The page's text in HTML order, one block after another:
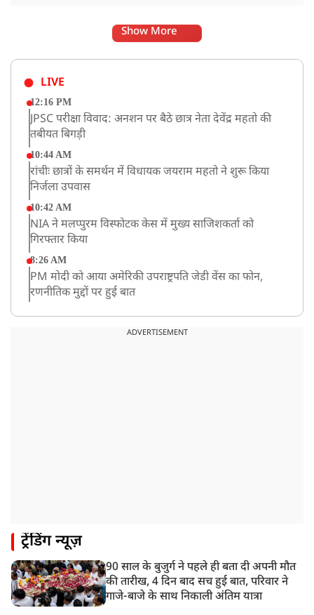
Show More
LIVE
12:16 PM
JPSC परीक्षा विवाद: अनशन पर बैठे छात्र नेता देवेंद्र महतो की
तबीयत बिगड़ी
10:44 AM
रांचीः छात्रों के समर्थन में विधायक जयराम महतो ने शुरू किया
निर्जला उपवास
10:42 AM
NIA ने मलप्पुरम विस्फोटक केस में मुख्य साजिशकर्ता को
गिरफ्तार किया
8:26 AM
PM मोदी को आया अमेरिकी उपराष्ट्रपति जेडी वेंस का फोन,
रणनीतिक मुद्दों पर हुई बात
रांची: छात्रों और झारखंड सरकार के बीच आज होगी तीसरे दौर
ADVERTISEMENT
ट्रेंडिंग न्यूज़
90 साल के बुजुर्ग ने पहले ही बता दी अपनी मौत
की तारीख, 4 दिन बाद सच हुई बात, परिवार ने
गाजे-बाजे के साथ निकाली अंतिम यात्रा